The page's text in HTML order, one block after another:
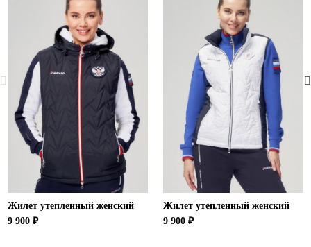
Жилет утепленный женский
9 900 ₽
Жилет утепленный женский
9 900 ₽